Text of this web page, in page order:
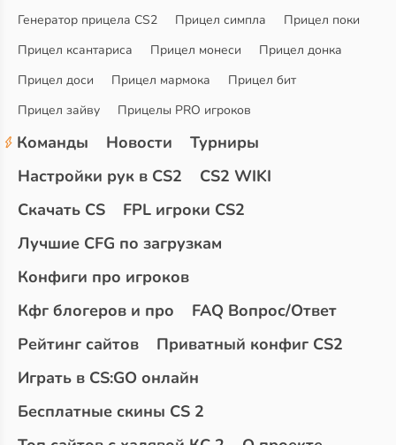
Генератор прицела CS2
Прицел симпла
Прицел поки
Прицел ксантариса
Прицел монеси
Прицел донка
Прицел доси
Прицел мармока
Прицел бит
Прицел зайву
Прицелы PRO игроков
Команды Новости
Турниры
Настройки рук в CS2
CS2 WIKI
Скачать CS
FPL игроки CS2
Лучшие CFG по загрузкам
Конфиги про игроков
Кфг блогеров и про
FAQ Вопрос/Ответ
Рейтинг сайтов
Приватный конфиг CS2
Играть в CS:GO онлайн
Бесплатные скины CS 2